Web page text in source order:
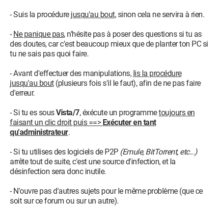
- Suis la procédure jusqu'au bout, sinon cela ne servira à rien.
- Ne panique pas, n'hésite pas à poser des questions si tu as
des doutes, car c'est beaucoup mieux que de planter ton PC si
tu ne sais pas quoi faire.
- Avant d'effectuer des manipulations, lis la procédure
jusqu'au bout(plusieurs fois s'il le faut), afin de ne pas faire
d'erreur.
- Si tu es sousVista/7, éxécute un programmetoujours en
faisant un clic droit puis ==> Exécuter en tant
qu'administrateur.
- Si tu utilises des logiciels de P2P (Emule, BitTorrent, etc...)
arrête tout de suite, c'est une source d'infection, et la
désinfection sera donc inutile.
- N'ouvre pas d'autres sujets pour le même problème (que ce
soit sur ce forum ou sur un autre).